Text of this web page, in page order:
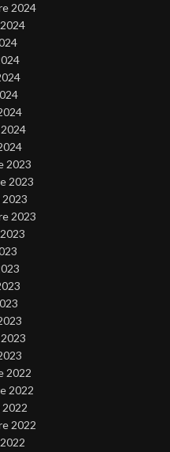
2024
2023
2023
2023
2022
2022
2022